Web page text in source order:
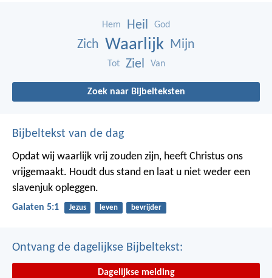
Hem Heil God
Zich Waarlijk Mijn
Tot Ziel Van
Zoek naar Bijbelteksten
Bijbeltekst van de dag
Opdat wij waarlijk vrij zouden zijn, heeft Christus ons
vrijgemaakt. Houdt dus stand en laat u niet weder een
slavenjuk opleggen.
Galaten 5:1 Jezus leven bevrijder
Ontvang de dagelijkse Bijbeltekst:
Dagelijkse melding